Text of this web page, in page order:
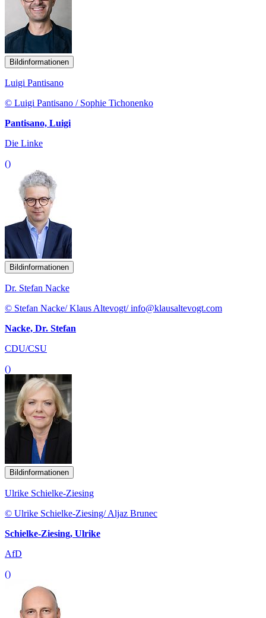
Bildinformationen
Luigi Pantisano
© Luigi Pantisano / Sophie Tichonenko
Pantisano, Luigi
Die Linke
()
Bildinformationen
Dr. Stefan Nacke
© Stefan Nacke/ Klaus Altevogt/ info@klausaltevogt.com
Nacke, Dr. Stefan
CDU/CSU
()
Bildinformationen
Ulrike Schielke-Ziesing
© Ulrike Schielke-Ziesing/ Aljaz Brunec
Schielke-Ziesing, Ulrike
AfD
()